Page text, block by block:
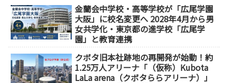
金蘭会中学校・高等学校が「広尾学園
大阪」に校名変更へ 2028年4月から男
女共学化・東京都の進学校「広尾学
園」と教育連携
クボタ旧本社跡地の再開発が始動！約
1.25万人アリーナ「（仮称）Kubota
LaLa arena（クボタららアリーナ）」